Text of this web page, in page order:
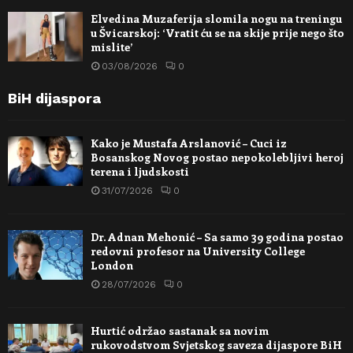
Elvedina Muzaferija slomila nogu na treningu
u Švicarskoj: ‘Vratit ću se na skije prije nego što
mislite’
03/08/2026 0
BiH dijaspora
Kako je Mustafa Arslanović – Cuci iz
Bosanskog Novog postao nepokolebljivi heroj
terena i ljudskosti
31/07/2026 0
Dr. Adnan Mehonić – Sa samo 39 godina postao
redovni profesor na University College
London
28/07/2026 0
Hurtić održao sastanak sa novim
rukovodstvom Svjetskog saveza dijaspore BiH